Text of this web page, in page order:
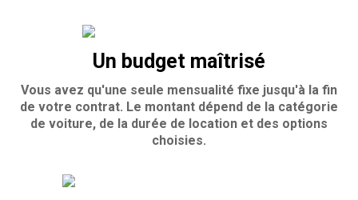
Un budget maîtrisé
Vous avez qu'une seule mensualité fixe jusqu'à la fin
de votre contrat. Le montant dépend de la catégorie
de voiture, de la durée de location et des options
choisies.